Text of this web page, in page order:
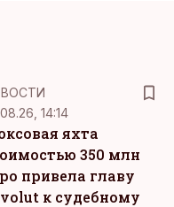
14:14
яхта
350 млн
привела главу
к судебному